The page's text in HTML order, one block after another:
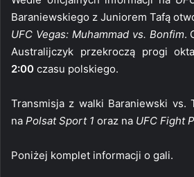
Baraniewskiego z Juniorem Tafą
UFC Vegas: Muhammad vs. Bonfim.
Australijczyk przekroczą progi
2:00 czasu polskiego.
Transmisja z walki Baraniewski vs.
na Polsat Sport 1 oraz na UFC Fight
Poniżej komplet informacji o gali.